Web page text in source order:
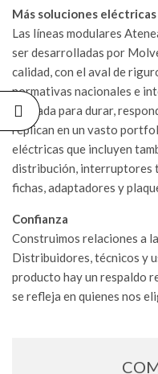
Más soluciones eléctricas
Las líneas modulares
ser desarrolladas por
calidad, con el aval de
normativas nacionales e
pensada para durar,
replican en un vasto
eléctricas que incluyen
distribución, interruptores
fichas, adaptadores y
Confianza
Construimos relaciones a
Distribuidores, técnicos y
producto hay un respaldo
se refleja en quienes nos
SODIMAC:
UNA
ALIANZA
QUE
IMPULSA
SOLUCIONES
ELÉCTRICAS
DE CALIDAD
06/07/2026